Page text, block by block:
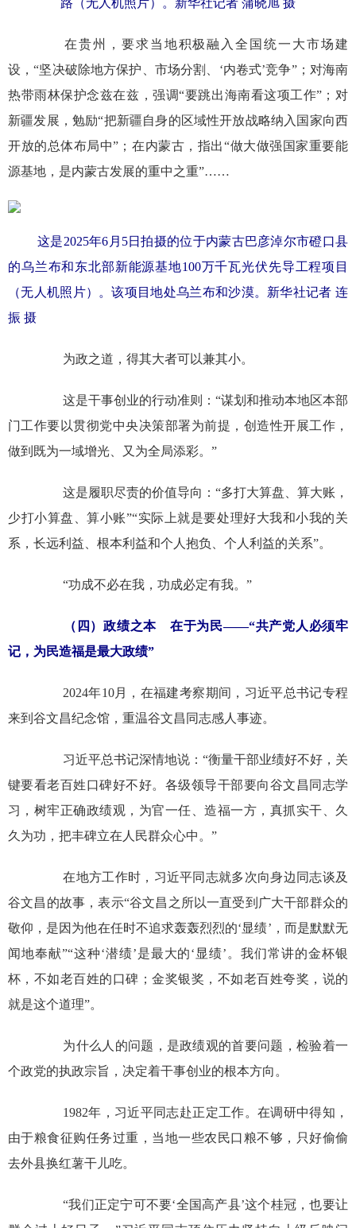
路（无人机照片）。新华社记者 蒲晓旭 摄
在贵州，要求当地积极融入全国统一大市场建
设，“坚决破除地方保护、市场分割、‘内卷式’竞争”；对海南
热带雨林保护念兹在兹，强调“要跳出海南看这项工作”；对
新疆发展，勉励“把新疆自身的区域性开放战略纳入国家向西
开放的总体布局中”；在内蒙古，指出“做大做强国家重要能
源基地，是内蒙古发展的重中之重”……
这是2025年6月5日拍摄的位于内蒙古巴彦淖尔市磴口县
的乌兰布和东北部新能源基地100万千瓦光伏先导工程项目
（无人机照片）。该项目地处乌兰布和沙漠。新华社记者 连
振 摄
为政之道，得其大者可以兼其小。
这是干事创业的行动准则：“谋划和推动本地区本部
门工作要以贯彻党中央决策部署为前提，创造性开展工作，
做到既为一域增光、又为全局添彩。”
这是履职尽责的价值导向：“多打大算盘、算大账，
少打小算盘、算小账”“实际上就是要处理好大我和小我的关
系，长远利益、根本利益和个人抱负、个人利益的关系”。
“功成不必在我，功成必定有我。”
（四）政绩之本 在于为民——“共产党人必须牢
记，为民造福是最大政绩”
2024年10月，在福建考察期间，习近平总书记专程
来到谷文昌纪念馆，重温谷文昌同志感人事迹。
习近平总书记深情地说：“衡量干部业绩好不好，关
键要看老百姓口碑好不好。各级领导干部要向谷文昌同志学
习，树牢正确政绩观，为官一任、造福一方，真抓实干、久
久为功，把丰碑立在人民群众心中。”
在地方工作时，习近平同志就多次向身边同志谈及
谷文昌的故事，表示“谷文昌之所以一直受到广大干部群众的
敬仰，是因为他在任时不追求轰轰烈烈的‘显绩’，而是默默无
闻地奉献”“这种‘潜绩’是最大的‘显绩’。我们常讲的金杯银
杯，不如老百姓的口碑；金奖银奖，不如老百姓夸奖，说的
就是这个道理”。
为什么人的问题，是政绩观的首要问题，检验着一
个政党的执政宗旨，决定着干事创业的根本方向。
1982年，习近平同志赴正定工作。在调研中得知，
由于粮食征购任务过重，当地一些农民口粮不够，只好偷偷
去外县换红薯干儿吃。
“我们正定宁可不要‘全国高产县’这个桂冠，也要让